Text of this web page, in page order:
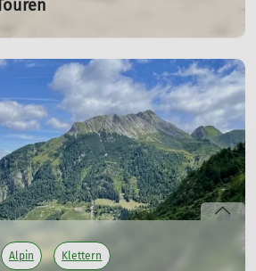
Touren hat der DAV Ludwigshafen
betreten. Nachdem bislang
Touren mit reiner
wurden, ergänzen nun auch
das Programm. Die Premiere kam
zeigte eindrucksvoll, wie
Metropolregion direkt vor der
Alpin Klettern